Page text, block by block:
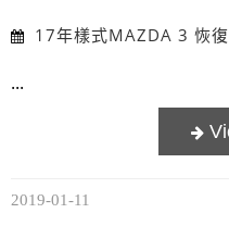
17年樣式MAZDA 3 恢復
...
2019-01-11